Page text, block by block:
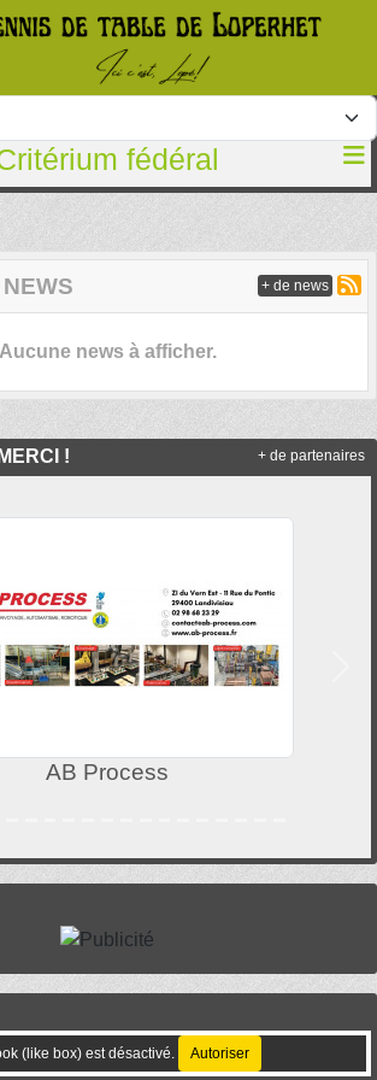
fédéral
Aucune news à afficher.
+ de news
!
AB Process
+ de partenaires
(like box) est désactivé. Autoriser
des cookies